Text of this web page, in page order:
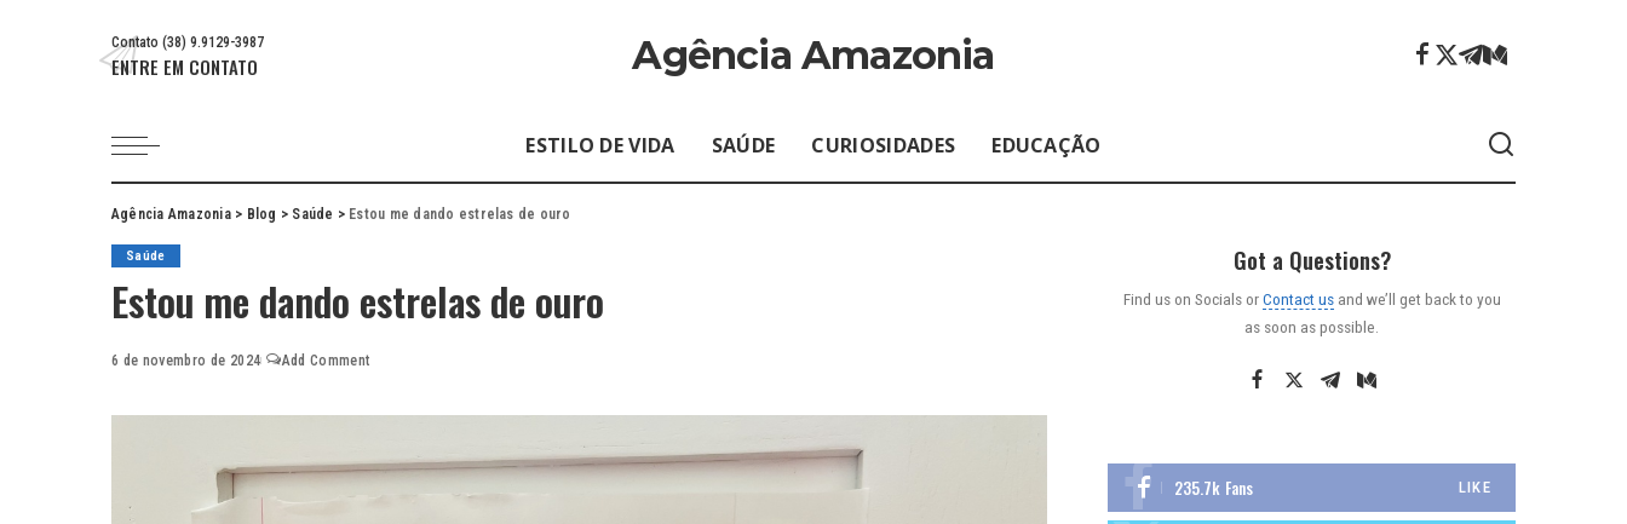
Contato (38) 9.9129-3987
ENTRE EM CONTATO Agência Amazonia
ESTILO DE VIDA SAÚDE CURIOSIDADES EDUCAÇÃO
Agência Amazonia> Blog > Saúde > Estou me dando estrelas de ouro
Saúde
Estou me dando estrelas de ouro
6 de novembro de 2024 Add Comment
Got a Questions?
Find us on Socials orContact usand we’ll get back to you
as soon as possible.
235.7k Fans LIKE